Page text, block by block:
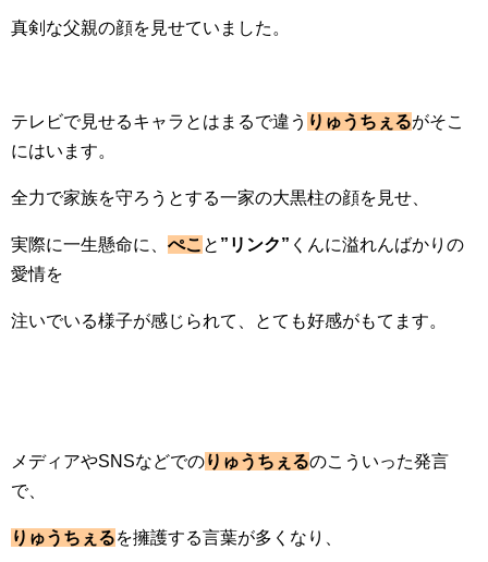
真剣な父親の顔を見せていました。
テレビで見せるキャラとはまるで違う りゅうちぇるがそこ
にはいます。
全力で家族を守ろうとする一家の大黒柱の顔を見せ、
実際に一生懸命に、 ぺこ と ”リンク” くんに溢れんばかりの
愛情を
注いでいる様子が感じられて、とても好感がもてます。
メディアやSNSなどでのりゅうちぇるのこういった発言
で、
りゅうちぇるを擁護する言葉が多くなり、